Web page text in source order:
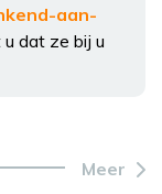
aan-
dat ze bij u
Meer